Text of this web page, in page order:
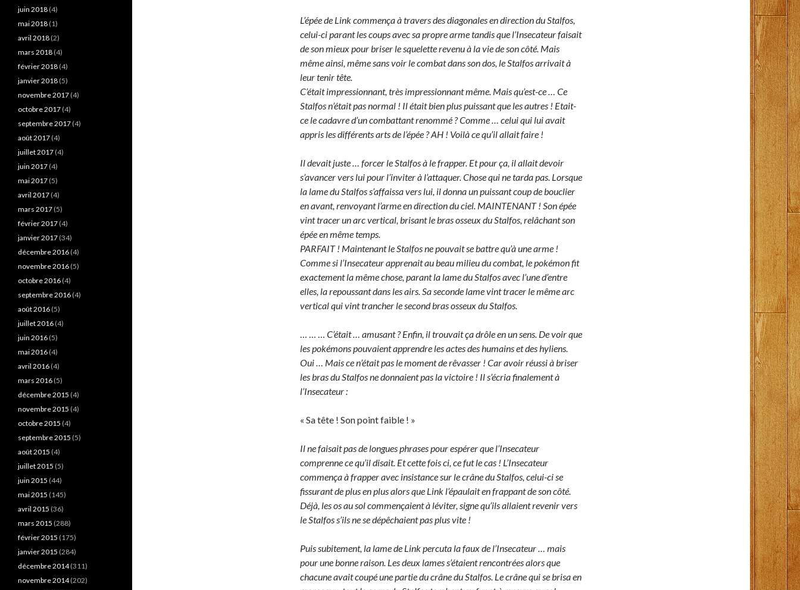
L’épée de Link commença à travers des diagonales en direction du Stalfos,
celui-ci parant les coups avec sa propre arme tandis que l’Insecateur faisait
de son mieux pour briser le squelette revenu à la vie de son côté. Mais
même ainsi, même sans voir le combat dans son dos, le Stalfos arrivait à
leur tenir tête.
C’était impressionnant, très impressionnant même. Mais qu’est-ce … Ce
Stalfos n’était pas normal ! Il était bien plus puissant que les autres ! Etait-
ce le cadavre d’un combattant renommé ? Comme … celui qui lui avait
appris les différents arts de l’épée ? AH ! Voilà ce qu’il allait faire !
Il devait juste … forcer le Stalfos à le frapper. Et pour ça, il allait devoir
s’avancer vers lui pour l’inviter à l’attaquer. Chose qui ne tarda pas. Lorsque
la lame du Stalfos s’affaissa vers lui, il donna un puissant coup de bouclier
en avant, renvoyant l’arme en direction du ciel. MAINTENANT ! Son épée
vint tracer un arc vertical, brisant le bras osseux du Stalfos, relâchant son
épée en même temps.
PARFAIT ! Maintenant le Stalfos ne pouvait se battre qu’à une arme !
Comme si l’Insecateur apprenait au beau milieu du combat, le pokémon fit
exactement la même chose, parant la lame du Stalfos avec l’une d’entre
elles, la repoussant dans les airs. Sa seconde lame vint tracer le même arc
vertical qui vint trancher le second bras osseux du Stalfos.
… … … C’était … amusant ? Enfin, il trouvait ça drôle en un sens. De voir que
les pokémons pouvaient apprendre les actes des humains et des hyliens.
Oui … Mais ce n’était pas le moment de rêvasser ! Car avoir réussi à briser
les bras du Stalfos ne donnaient pas la victoire ! Il s’écria finalement à
l’Insecateur :
« Sa tête ! Son point faible ! »
Il ne faisait pas de longues phrases pour espérer que l’Insecateur
comprenne ce qu’il disait. Et cette fois ci, ce fut le cas ! L’Insecateur
commença à frapper avec insistance sur le crâne du Stalfos, celui-ci se
fissurant de plus en plus alors que Link l’épaulait en frappant de son côté.
Déjà, les os au sol commençaient à léviter, signe qu’ils allaient revenir vers
le Stalfos s’ils ne se dépêchaient pas plus vite !
Puis subitement, la lame de Link percuta la faux de l’Insecateur … mais
pour une bonne raison. Les deux lames s’étaient rencontrées alors que
chacune avait coupé une partie du crâne du Stalfos. Le crâne qui se brisa en
juin 2018 (4)
mai 2018 (1)
avril 2018 (2)
mars 2018 (4)
février 2018 (4)
janvier 2018 (5)
novembre 2017 (4)
octobre 2017 (4)
septembre 2017 (4)
août 2017 (4)
juillet 2017 (4)
juin 2017 (4)
mai 2017 (5)
avril 2017 (4)
mars 2017 (5)
février 2017 (4)
janvier 2017 (34)
décembre 2016 (4)
novembre 2016 (5)
octobre 2016 (4)
septembre 2016 (4)
août 2016 (5)
juillet 2016 (4)
juin 2016 (5)
mai 2016 (4)
avril 2016 (4)
mars 2016 (5)
décembre 2015 (4)
novembre 2015 (4)
octobre 2015 (4)
septembre 2015 (5)
août 2015 (4)
juillet 2015 (5)
juin 2015 (44)
mai 2015 (145)
avril 2015 (36)
mars 2015 (288)
février 2015 (175)
janvier 2015 (284)
décembre 2014(311)
novembre 2014(202)